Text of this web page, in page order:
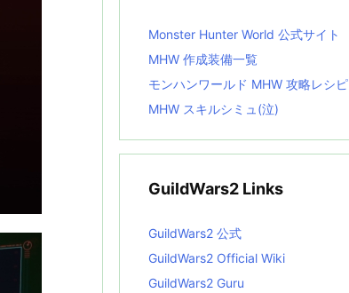
Monster Hunter World 公式サイト
MHW 作成装備一覧
モンハンワールド MHW 攻略レシピ
MHW スキルシミュ(泣)
GuildWars2 Links
GuildWars2 公式
GuildWars2 Official Wiki
GuildWars2 Guru